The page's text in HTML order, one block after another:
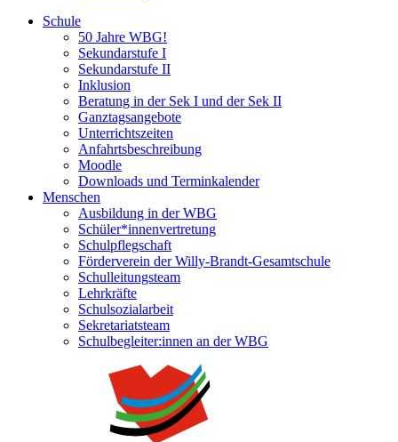
Schule
50 Jahre WBG!
Sekundarstufe I
Sekundarstufe II
Inklusion
Beratung in der Sek I und der Sek II
Ganztagsangebote
Unterrichtszeiten
Anfahrtsbeschreibung
Moodle
Downloads und Terminkalender
Menschen
Ausbildung in der WBG
Schüler*innenvertretung
Schulpflegschaft
Förderverein der Willy-Brandt-Gesamtschule
Schulleitungsteam
Lehrkräfte
Schulsozialarbeit
Sekretariatsteam
Schulbegleiter:innen an der WBG